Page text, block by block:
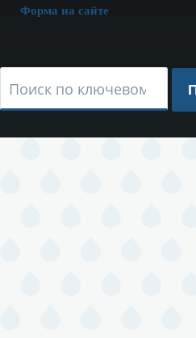
Форма на сайте